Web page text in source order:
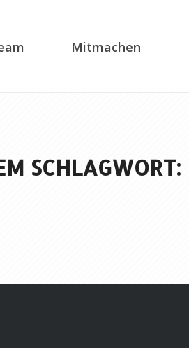
Mitmachen
SCHLAGWORT: